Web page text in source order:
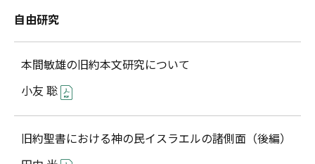
自由研究
本間敏雄の旧約本文研究について
小友 聡
旧約聖書における神の民イスラエルの諸側面（後編）